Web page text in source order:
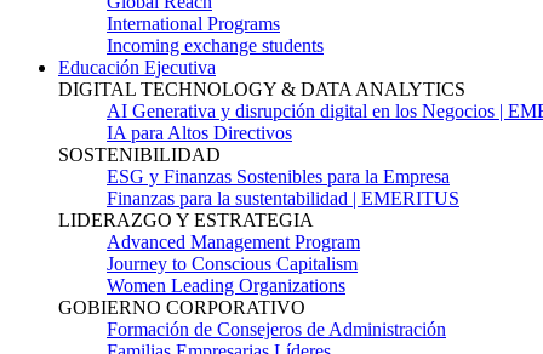
International Programs
Incoming exchange students
Educación Ejecutiva
DIGITAL TECHNOLOGY & DATA ANALYTICS
AI Generativa y disrupción digital en los Negocios |
IA para Altos Directivos
SOSTENIBILIDAD
ESG y Finanzas Sostenibles para la Empresa
Finanzas para la sustentabilidad | EMERITUS
LIDERAZGO Y ESTRATEGIA
Advanced Management Program
Journey to Conscious Capitalism
Women Leading Organizations
GOBIERNO CORPORATIVO
Formación de Consejeros de Administración